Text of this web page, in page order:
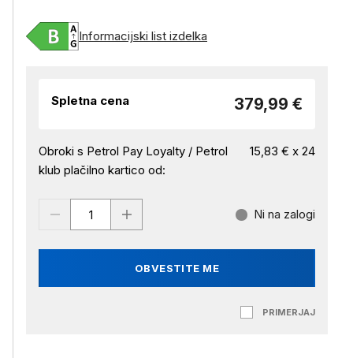
Informacijski list izdelka
Spletna cena 379,99 €
Obroki s Petrol Pay Loyalty / Petrol
klub plačilno kartico od:
15,83 € x 24
OBVESTITE ME
Ni na zalogi
PRIMERJAJ